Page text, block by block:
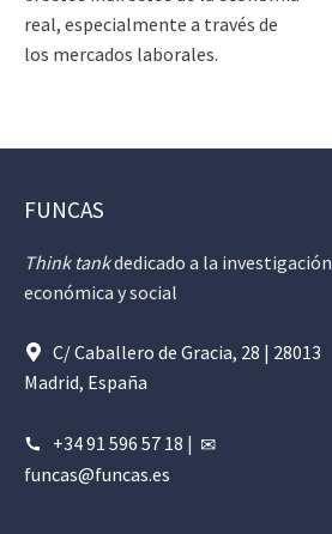
real, especialmente a través de
los mercados laborales.
FUNCAS
Think tankdedicado a la investigación
económica y social
C/ Caballero de Gracia, 28 | 28013
Madrid, España
+34 91 596 57 18 |
funcas@funcas.es